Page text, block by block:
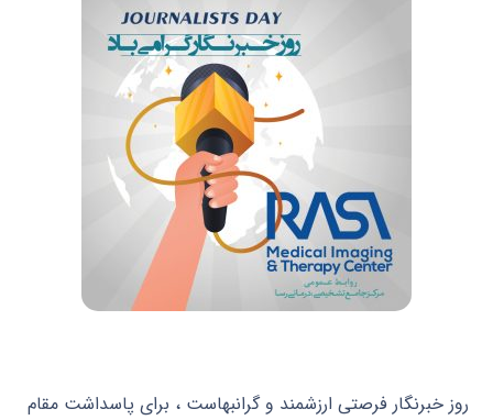
روز خبرنگار فرصتی ارزشمند و گرانبهاست ، برای پاسداشت مقام